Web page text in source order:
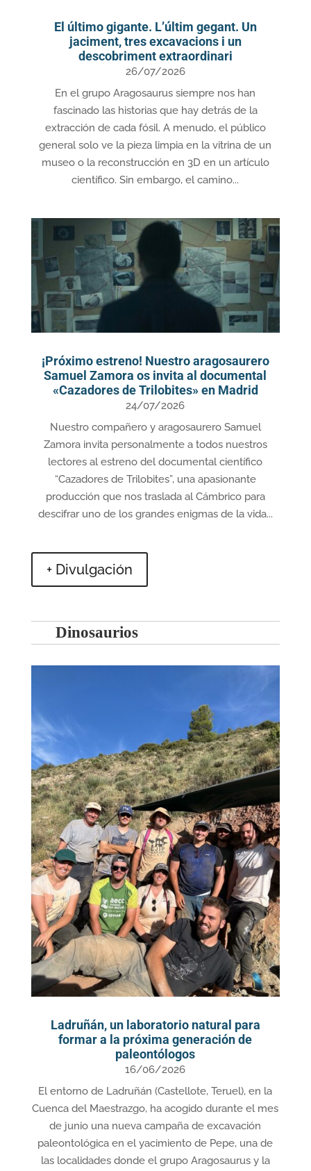
El último gigante. L’últim gegant. Un
jaciment, tres excavacions i un
descobriment extraordinari
26/07/2026
En el grupo Aragosaurus siempre nos han
fascinado las historias que hay detrás de la
extracción de cada fósil. A menudo, el público
general solo ve la pieza limpia en la vitrina de un
museo o la reconstrucción en 3D en un artículo
científico. Sin embargo, el camino...
¡Próximo estreno! Nuestro aragosaurero
Samuel Zamora os invita al documental
«Cazadores de Trilobites» en Madrid
24/07/2026
Nuestro compañero y aragosaurero Samuel
Zamora invita personalmente a todos nuestros
lectores al estreno del documental científico
“Cazadores de Trilobites”, una apasionante
producción que nos traslada al Cámbrico para
descifrar uno de los grandes enigmas de la vida...
+ Divulgación
Dinosaurios
Ladruñán, un laboratorio natural para
formar a la próxima generación de
paleontólogos
16/06/2026
El entorno de Ladruñán (Castellote, Teruel), en la
Cuenca del Maestrazgo, ha acogido durante el mes
de junio una nueva campaña de excavación
paleontológica en el yacimiento de Pepe, una de
las localidades donde el grupo Aragosaurus y la